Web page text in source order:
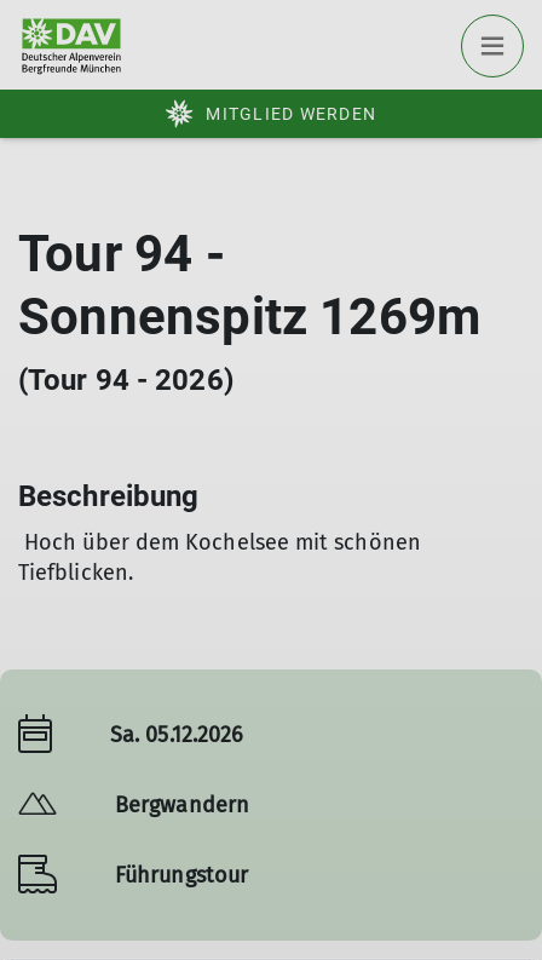
MITGLIED WERDEN
Tour 94 -
Sonnenspitz 1269m
(Tour 94 - 2026)
Beschreibung
Hoch über dem Kochelsee mit schönen
Tiefblicken.
Sa. 05.12.2026
Bergwandern
Führungstour